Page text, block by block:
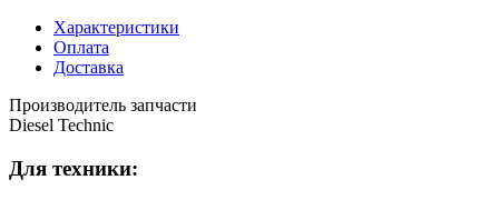
Характеристики
Оплата
Доставка
Производитель запчасти
Diesel Technic
Для техники: